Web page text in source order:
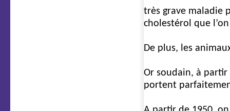
très grave maladie
cholestérol que
De plus, les
Or soudain, à partir
portent